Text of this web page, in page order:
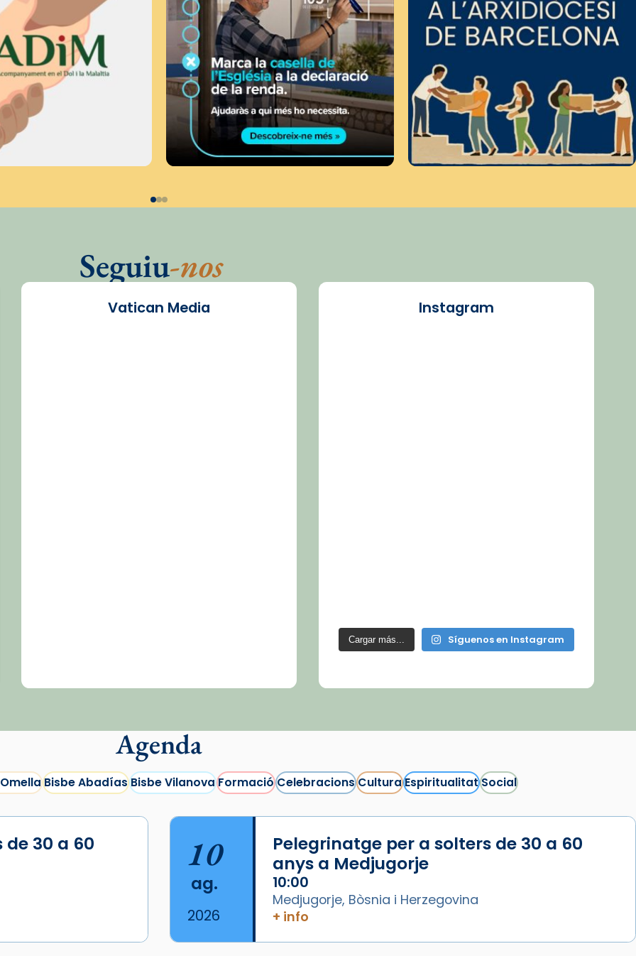
Seguiu-nos
Vatican Media Instagram
Cargar más... Síguenos en Instagram
Agenda
Bisbe AbadíasBisbe VilanovaFormacióCelebracionsCulturaEspiritualitatSocial
30 a 60
10
ag.
2026
Pelegrinatge per a solters de 30 a 60
anys a Medjugorje
10:00
Medjugorje, Bòsnia i Herzegovina
+ info